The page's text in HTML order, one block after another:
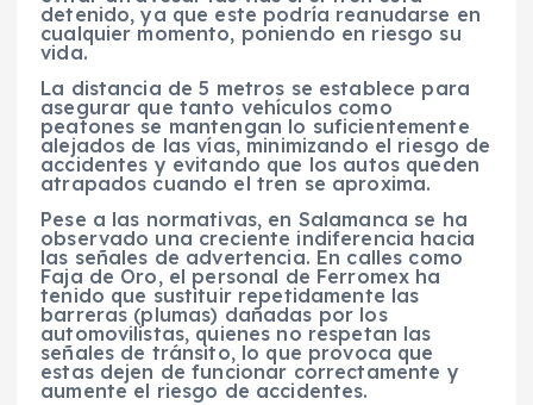
detenido, ya que este podría reanudarse en
cualquier momento, poniendo en riesgo su
vida.
La distancia de 5 metros se establece para
asegurar que tanto vehículos como
peatones se mantengan lo suficientemente
alejados de las vías, minimizando el riesgo de
accidentes y evitando que los autos queden
atrapados cuando el tren se aproxima.
Pese a las normativas, en Salamanca se ha
observado una creciente indiferencia hacia
las señales de advertencia. En calles como
Faja de Oro, el personal de Ferromex ha
tenido que sustituir repetidamente las
barreras (plumas) dañadas por los
automovilistas, quienes no respetan las
señales de tránsito, lo que provoca que
estas dejen de funcionar correctamente y
aumente el riesgo de accidentes.